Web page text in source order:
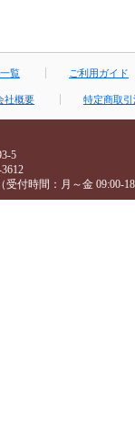
覧 ご利用ガイド
社概要 特定商取
5
付時間：月～金 09:00-